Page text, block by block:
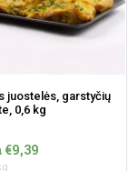
juostelės, garstyčių
0,6 kg